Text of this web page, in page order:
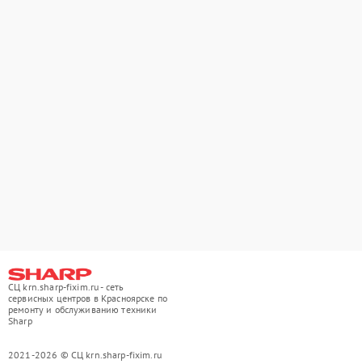
СЦ krn.sharp-fixim.ru - сеть
сервисных центров в Красноярске по
ремонту и обслуживанию техники
Sharp
2021-2026 © СЦ krn.sharp-fixim.ru